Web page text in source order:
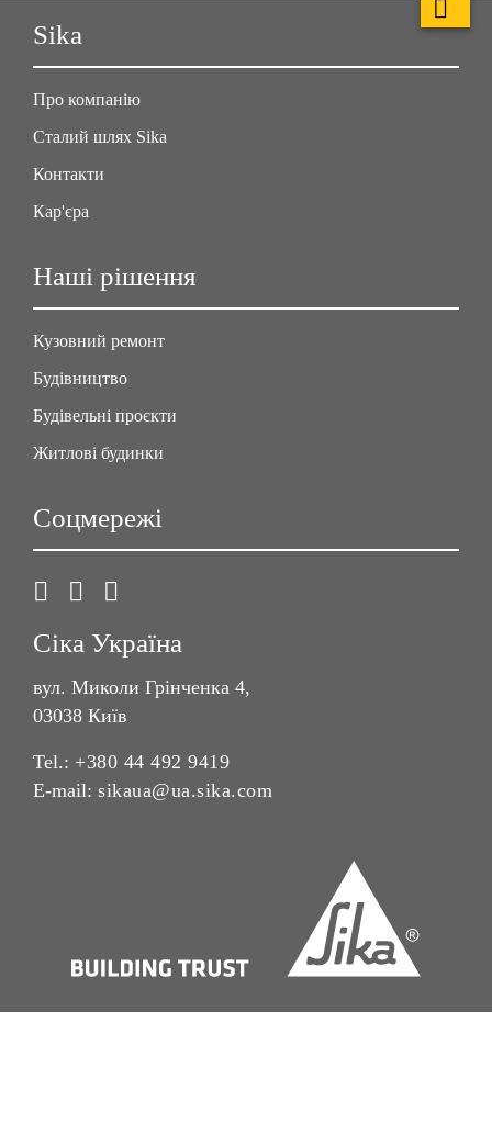
Sika
Про компанію
Сталий шлях Sika
Контакти
Кар'єра
Наші рішення
Кузовний ремонт
Будівництво
Будівельні проєкти
Житлові будинки
Соцмережі
Сіка Україна
вул. Миколи Грінченка 4,
03038 Київ
Tel.: +380 44 492 9419
E-mail: sikaua@ua.sika.com